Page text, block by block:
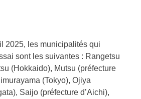
2025, les municipalités qui
sont les suivantes : Rangetsu
(Hokkaido), Mutsu (préfecture
(Tokyo), Ojiya
Saijo (préfecture d’Aichi),